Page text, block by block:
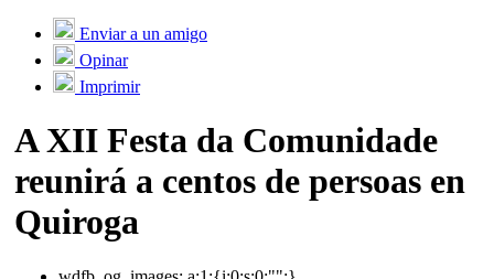
Enviar a un amigo
Opinar
Imprimir
A XII Festa da Comunidade
reunirá a centos de persoas en
Quiroga